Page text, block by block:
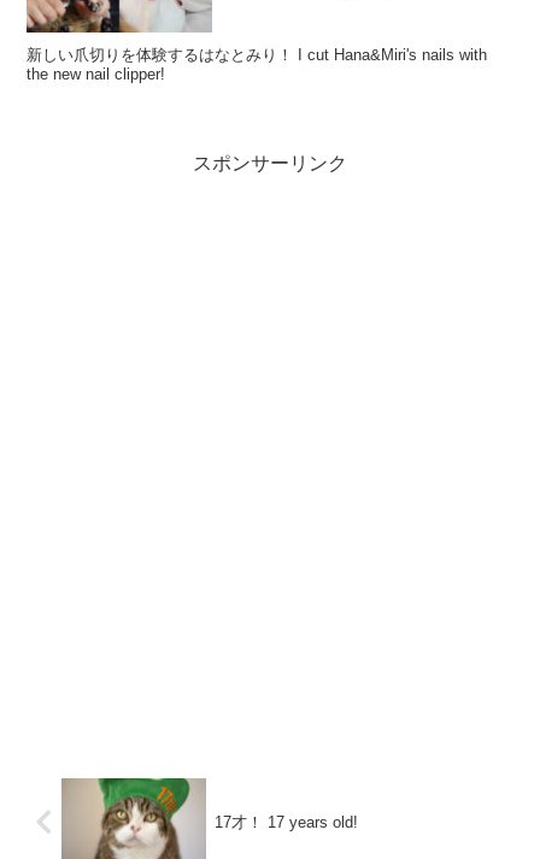
新しい爪切りを体験するはなとみり！ I cut Hana&Miri's nails with
the new nail clipper!
スポンサーリンク
17才！ 17 years old!